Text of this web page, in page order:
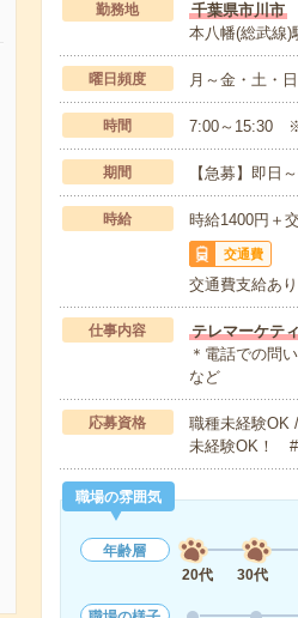
勤務地
千葉県市川市
本八幡(総武線)
曜日頻度 月～金・土・
時間 7:00～15:30 ※
期間 【急募】即日
時給 時給1400円＋
交通費
交通費支給あり
仕事内容
テレマーケテ
＊電話での問
など
応募資格
職種未経験OK
未経験OK！ #
職場の雰囲気
年齢層
20代
30代